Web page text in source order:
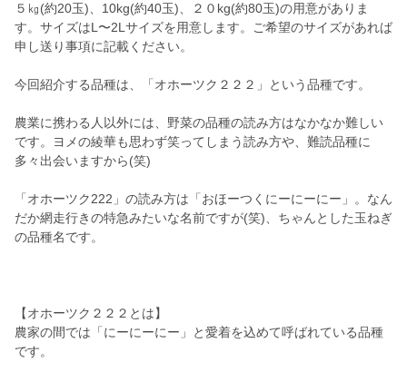
５㎏(約20玉)、10kg(約40玉)、２０kg(約80玉)の用意がありま
す。サイズはL〜2Lサイズを用意します。ご希望のサイズがあれば
申し送り事項に記載ください。
今回紹介する品種は、「オホーツク２２２」という品種です。
農業に携わる人以外には、野菜の品種の読み方はなかなか難しい
です。ヨメの綾華も思わず笑ってしまう読み方や、難読品種に
多々出会いますから(笑)
「オホーツク222」の読み方は「おほーつくにーにーにー」。なん
だか網走行きの特急みたいな名前ですが(笑)、ちゃんとした玉ねぎ
の品種名です。
【オホーツク２２２とは】
農家の間では「にーにーにー」と愛着を込めて呼ばれている品種
です。